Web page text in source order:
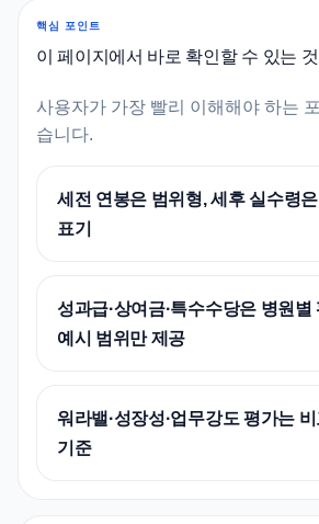
핵심 포인트
이 페이지에서 바로 확인할 수 있는 것
사용자가 가장 빨리 이해해야 하는
습니다.
세전 연봉은 범위형, 세후 실수령
표기
성과급·상여금·특수수당은 병원별
예시 범위만 제공
워라밸·성장성·업무강도 평가는
기준